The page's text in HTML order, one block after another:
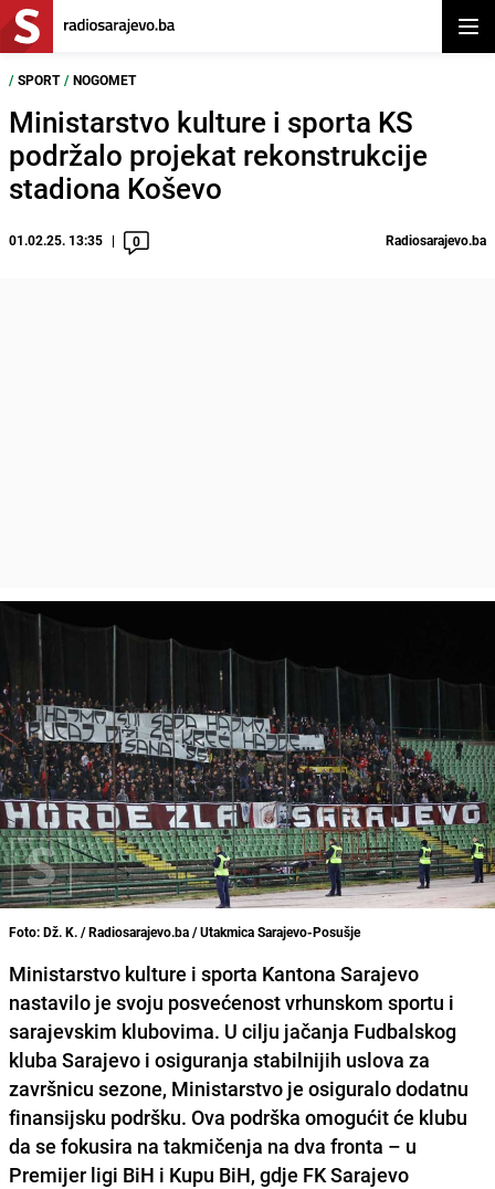
/ SPORT / NOGOMET
Ministarstvo kulture i sporta KS
podržalo projekat rekonstrukcije
stadiona Koševo
01.02.25. 13:35 0 Radiosarajevo.ba
Foto: Dž. K. / Radiosarajevo.ba / Utakmica Sarajevo-Posušje
Ministarstvo kulture i sporta Kantona Sarajevo
nastavilo je svoju posvećenost vrhunskom sportu i
sarajevskim klubovima. U cilju jačanja Fudbalskog
kluba Sarajevo i osiguranja stabilnijih uslova za
završnicu sezone, Ministarstvo je osiguralo dodatnu
finansijsku podršku. Ova podrška omogućit će klubu
da se fokusira na takmičenja na dva fronta – u
Premijer ligi BiH i Kupu BiH, gdje FK Sarajevo